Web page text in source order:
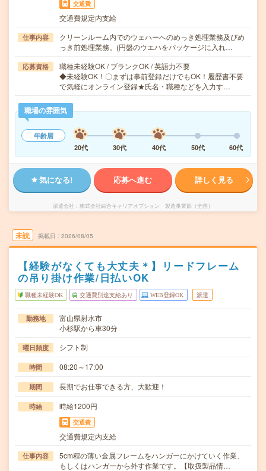
交通費
交通費規定内支給
仕事内容
クリーンルーム内でのウェハーへのめっき処理業務及びめ
っき前処理業務。(円盤のウエハをパッケージに入れ…
応募資格
職種未経験OK / ブランクOK / 英語力不要
◆未経験OK！〇まずは事前登録だけでもOK！履歴書不要
で気軽にオンライン登録★氏名・職種などを入力す…
職場の雰囲気
年齢層
20代
30代 40代 50代 60代
気になる! 応募へ進む 詳しく見る
派遣会社 株式会社綜合キャリアオプション 製造事業部（全国）
未読 掲載日 2026/08/05
【経験がなくても大丈夫＊】リードフレーム
の吊り掛け作業/日払いOK
職種未経験OK 交通費別途支給あり WEB登録OK 派遣
勤務地
富山県射水市
小杉駅から車30分
曜日頻度 シフト制
時間 08:20～17:00
期間 長期でお仕事できる方、大歓迎！
時給 時給1200円
交通費
交通費規定内支給
仕事内容
5cm程の薄い金属フレームをハンガーにかけていく作業、
もしくはハンガーから外す作業です。【取扱製品情…